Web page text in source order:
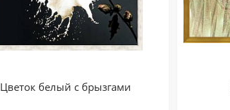
Цветок белый с брызгами